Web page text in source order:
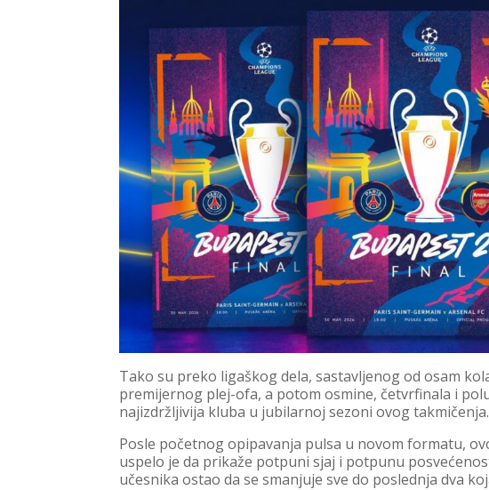
Tako su preko ligaškog dela, sastavljenog od osam
premijernog plej-ofa, a potom osmine, četvrfinala i
najizdržljivija kluba u jubilarnoj sezoni ovog takmičenja.
Posle početnog opipavanja pulsa u novom formatu,
uspelo je da prikaže potpuni sjaj i potpunu
učesnika ostao da se smanjuje sve do poslednja dva